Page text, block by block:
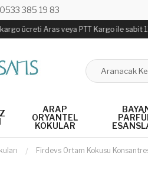
385 19 83
Aras veya PTT Kargo ile sabit
ARAP
ORYANTEL
KOKULAR
Firdevs Ortam Kokusu